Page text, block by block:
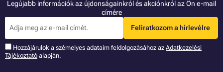
Legújabb információk az újdonságainkról és akciónkról az Ön e-mail
címére
Feliratkozom a hírlevélre
Hozzájárulok a szémelyes adataim feldolgozásához az Adatkezelési
Tájékoztató alapján.